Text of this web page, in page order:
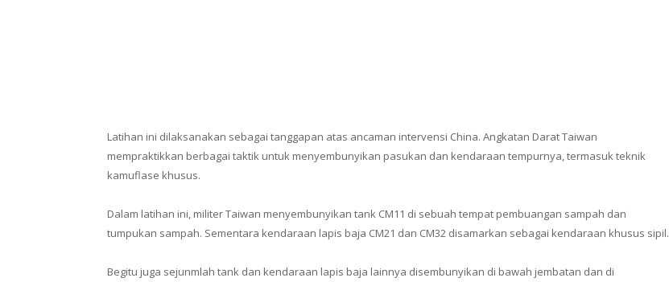
Latihan ini dilaksanakan sebagai tanggapan atas ancaman intervensi China. Angkatan Darat Taiwan
mempraktikkan berbagai taktik untuk menyembunyikan pasukan dan kendaraan tempurnya, termasuk teknik
kamuflase khusus.
Dalam latihan ini, militer Taiwan menyembunyikan tank CM11 di sebuah tempat pembuangan sampah dan
tumpukan sampah. Sementara kendaraan lapis baja CM21 dan CM32 disamarkan sebagai kendaraan khusus sipil.
Begitu juga sejunmlah tank dan kendaraan lapis baja lainnya disembunyikan di bawah jembatan dan di